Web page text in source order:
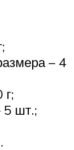
– 4
г;
5 шт.;